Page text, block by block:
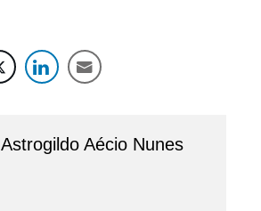
Astrogildo Aécio Nunes